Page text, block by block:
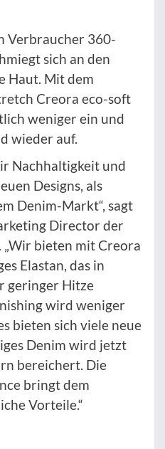
Verbraucher 360-
sich an den
Haut. Mit dem
Creora eco-soft
weniger ein und
wieder auf.
Nachhaltigkeit und
Designs, als
Denim-Markt“, sagt
Director der
bieten mit Creora
Elastan, das in
geringer Hitze
wird weniger
bieten sich viele neue
Denim wird jetzt
bereichert. Die
bringt dem
Vorteile.“